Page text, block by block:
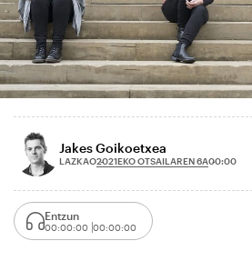
Jakes Goikoetxea
LAZKAO2021EKO OTSAILAREN 6A00:00
Entzun
00:00:00 00:00:00